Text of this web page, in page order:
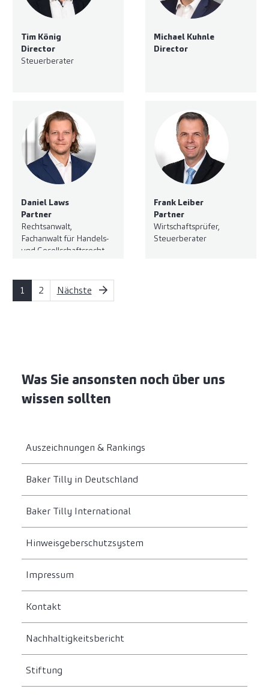
Tim König
Director
Steuerberater
Michael Kuhnle
Director
Daniel Laws
Partner
Rechtsanwalt,
Fachanwalt für Handels-
und Gesellschaftsrecht
Frank Leiber
Partner
Wirtschaftsprüfer,
Steuerberater
1 2 Nächste
Was Sie ansonsten noch über uns
wissen sollten
Auszeichnungen & Rankings
Baker Tilly in Deutschland
Baker Tilly International
Hinweisgeberschutzsystem
Impressum
Kontakt
Nachhaltigkeitsbericht
Stiftung